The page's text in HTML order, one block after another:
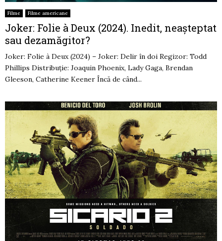
Filme Filme americane
Joker: Folie à Deux (2024). Inedit, neașteptat
sau dezamăgitor?
Joker: Folie à Deux (2024) – Joker: Delir în doi Regizor: Todd
Phillips Distribuție: Joaquin Phoenix, Lady Gaga, Brendan
Gleeson, Catherine Keener Încă de când...